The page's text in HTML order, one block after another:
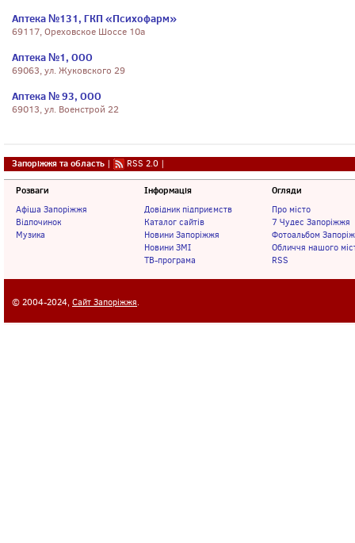
Аптека №131, ГКП «Психофарм»
69117, Ореховское Шоссе 10а
Аптека №1, ООО
69063, ул. Жуковского 29
Аптека № 93, ООО
69013, ул. Военстрой 22
Запоріжжя та область | RSS 2.0 |
Розваги
Афіша Запоріжжя
Відпочинок
Музика
Інформація
Довідник підприємств
Каталог сайтів
Новини Запоріжжя
Новини ЗМІ
ТВ-програма
Огляди
Про місто
7 Чудес Запоріжжя
Фотоальбом
Обличчя нашого
RSS
© 2004-2024, Сайт Запоріжжя.